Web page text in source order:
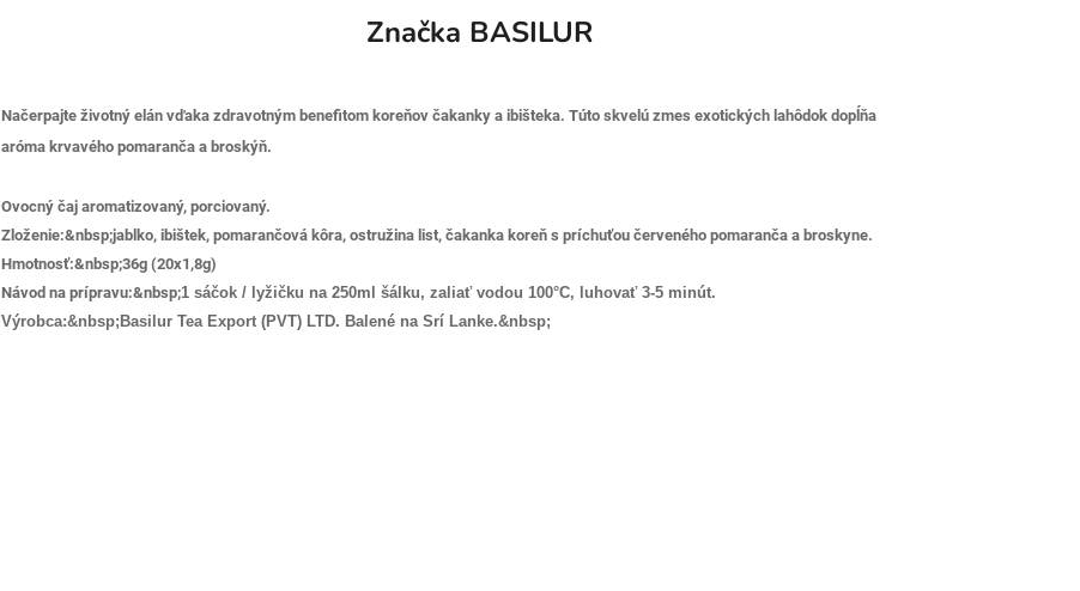
Značka BASILUR
Načerpajte životný elán vďaka zdravotným benefitom koreňov čakanky a ibišteka. Túto skvelú zmes exotických lahôdok dopĺňa
aróma krvavého pomaranča a broskýň.
Ovocný čaj aromatizovaný, porciovaný.
Zloženie:&nbsp;jablko, ibištek, pomarančová kôra, ostružina list, čakanka koreň s príchuťou červeného pomaranča a broskyne.
Hmotnosť:&nbsp;36g (20x1,8g)
Návod na prípravu:&nbsp;1 sáčok / lyžičku na 250ml šálku, zaliať vodou 100°C, luhovať 3-5 minút.
Výrobca:&nbsp;Basilur Tea Export (PVT) LTD. Balené na Srí Lanke.&nbsp;